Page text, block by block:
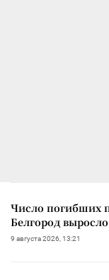
Число погибших
Белгород
9 августа 2026, 13:21